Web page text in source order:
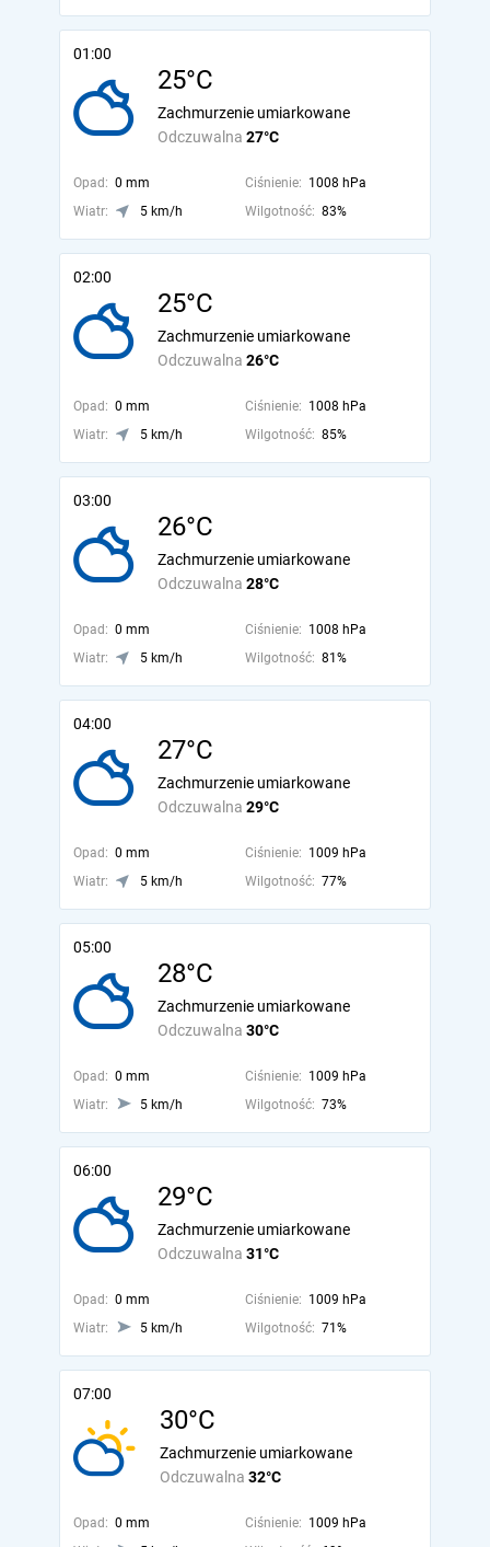
01:00
25°C
Odczuwalna 27°C
Zachmurzenie umiarkowane
Opad: 0 mm Ciśnienie: 1008 hPa
Wiatr:
5 km/h Wilgotność: 83%
02:00
25°C
Odczuwalna 26°C
Zachmurzenie umiarkowane
Opad: 0 mm Ciśnienie: 1008 hPa
Wiatr:
5 km/h Wilgotność: 85%
03:00
26°C
Odczuwalna 28°C
Zachmurzenie umiarkowane
Opad: 0 mm Ciśnienie: 1008 hPa
Wiatr:
5 km/h Wilgotność: 81%
04:00
27°C
Odczuwalna 29°C
Zachmurzenie umiarkowane
Opad: 0 mm Ciśnienie: 1009 hPa
Wiatr:
5 km/h Wilgotność: 77%
05:00
28°C
Odczuwalna 30°C
Zachmurzenie umiarkowane
Opad: 0 mm Ciśnienie: 1009 hPa
Wiatr:
5 km/h Wilgotność: 73%
06:00
29°C
Odczuwalna 31°C
Zachmurzenie umiarkowane
Opad: 0 mm Ciśnienie: 1009 hPa
Wiatr:
5 km/h Wilgotność: 71%
07:00
30°C
Odczuwalna 32°C
Zachmurzenie umiarkowane
Opad: 0 mm Ciśnienie: 1009 hPa